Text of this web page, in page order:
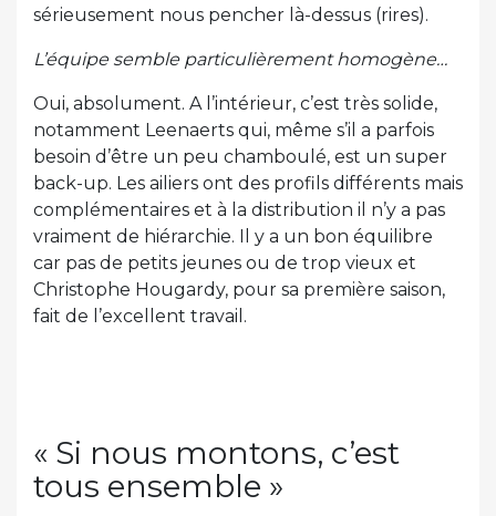
sérieusement nous pencher là-dessus (rires).
L’équipe semble particulièrement homogène…
Oui, absolument. A l’intérieur, c’est très solide,
notamment Leenaerts qui, même s’il a parfois
besoin d’être un peu chamboulé, est un super
back-up. Les ailiers ont des profils différents mais
complémentaires et à la distribution il n’y a pas
vraiment de hiérarchie. Il y a un bon équilibre
car pas de petits jeunes ou de trop vieux et
Christophe Hougardy, pour sa première saison,
fait de l’excellent travail.
« Si nous montons, c’est
tous ensemble »